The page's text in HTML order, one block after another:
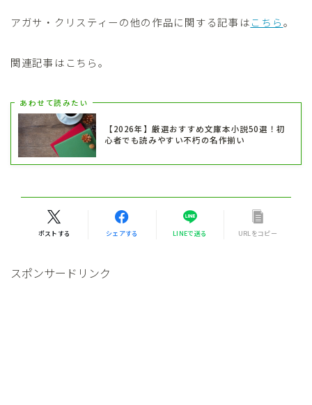
アガサ・クリスティーの他の作品に関する記事はこちら。
関連記事はこちら。
あわせて読みたい
【2026年】厳選おすすめ文庫本小説50選！初
心者でも読みやすい不朽の名作揃い
ポストする シェアする LINEで送る URLをコピー
スポンサードリンク